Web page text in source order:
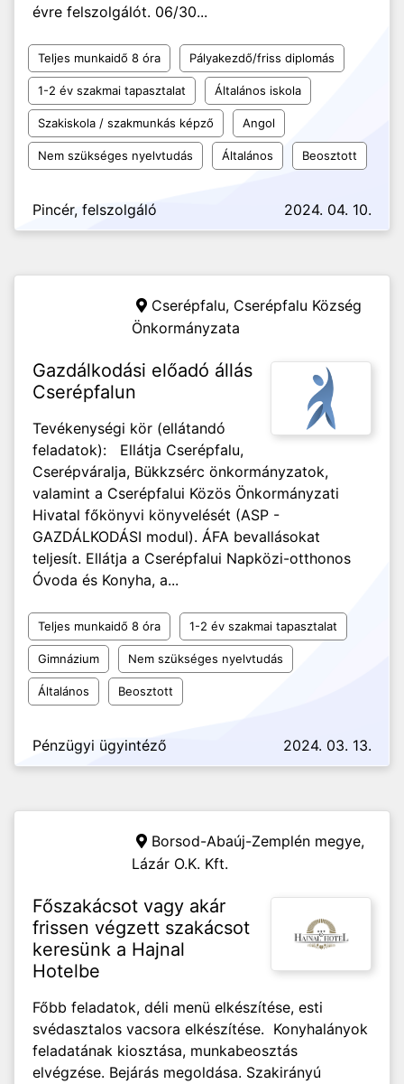
évre felszolgálót. 06/30...
Teljes munkaidő 8 óra Pályakezdő/friss diplomás
1-2 év szakmai tapasztalat Általános iskola
Szakiskola / szakmunkás képző Angol
Nem szükséges nyelvtudás Általános Beosztott
Pincér, felszolgáló 2024. 04. 10.
Cserépfalu, Cserépfalu Község
Önkormányzata
Gazdálkodási előadó állás
Cserépfalun
Tevékenységi kör (ellátandó
feladatok): Ellátja Cserépfalu,
Cserépváralja, Bükkzsérc önkormányzatok,
valamint a Cserépfalui Közös Önkormányzati
Hivatal főkönyvi könyvelését (ASP -
GAZDÁLKODÁSI modul). ÁFA bevallásokat
teljesít. Ellátja a Cserépfalui Napközi-otthonos
Óvoda és Konyha, a...
Teljes munkaidő 8 óra 1-2 év szakmai tapasztalat
Gimnázium Nem szükséges nyelvtudás
Általános Beosztott
Pénzügyi ügyintéző 2024. 03. 13.
Borsod-Abaúj-Zemplén megye,
Lázár O.K. Kft.
Főszakácsot vagy akár
frissen végzett szakácsot
keresünk a Hajnal
Hotelbe
Főbb feladatok, déli menü elkészítése, esti
svédasztalos vacsora elkészítése. Konyhalányok
feladatának kiosztása, munkabeosztás
elvégzése. Bejárás megoldása. Szakirányú